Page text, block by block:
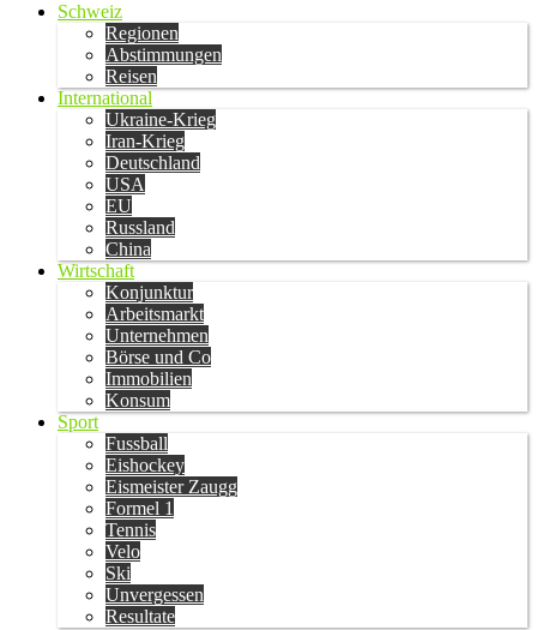
Schweiz
Regionen
Abstimmungen
Reisen
International
Ukraine-Krieg
Iran-Krieg
Deutschland
USA
EU
Russland
China
Wirtschaft
Konjunktur
Arbeitsmarkt
Unternehmen
Börse und Co
Immobilien
Konsum
Sport
Fussball
Eishockey
Eismeister Zaugg
Formel 1
Tennis
Velo
Ski
Unvergessen
Resultate